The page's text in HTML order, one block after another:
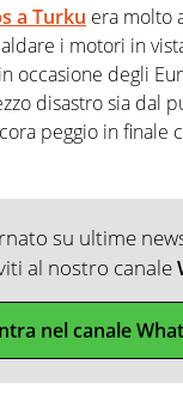
a Turku era molto
i motori in
occasione degli
disastro sia dal
peggio in finale
su ultime
al nostro canale
nel canale